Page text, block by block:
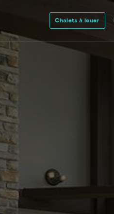
Chalets à louer